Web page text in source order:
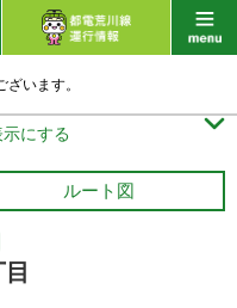
います。
にする 
ルート図